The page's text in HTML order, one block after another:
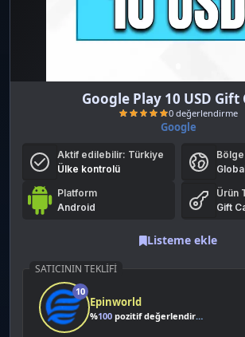
Google Play 10 USD Gift
0
Google
Aktif edilebilir: Türkiye
Ülke kontrolü
Bölge
Platform
Android
Ürün
Gift
Listeme ekle
SATICININ TEKLIFI
10
Epinworld
%100 pozitif değerlendirme